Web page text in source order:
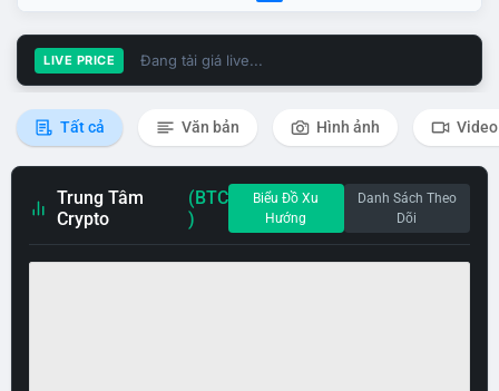
LIVE PRICE Đang tải giá live...
Tất cả Văn bản Hình ảnh Video
Trung Tâm
Crypto
(BTC
)
Biểu Đồ Xu
Hướng
Danh Sách Theo
Dõi